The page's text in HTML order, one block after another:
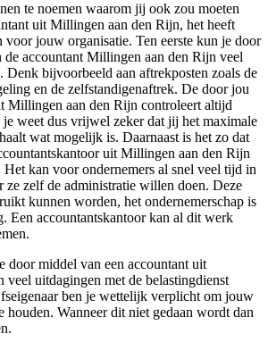
te noemen waarom jij ook zou moeten
uit Millingen aan den Rijn, het heeft
voor jouw organisatie. Ten eerste kun je door
de accountant Millingen aan den Rijn veel
Denk bijvoorbeeld aan aftrekposten zoals de
en de zelfstandigenaftrek. De door jou
Millingen aan den Rijn controleert altijd
weet dus vrijwel zeker dat jij het maximale
wat mogelijk is. Daarnaast is het zo dat
uit Millingen aan den Rijn
kan voor ondernemers al snel veel tijd in
ze zelf de administratie willen doen. Deze
kunnen worden, het ondernemerschap is
Een accountantskantoor kan al dit werk
door middel van een accountant uit
uitdagingen met de belastingdienst
ben je wettelijk verplicht om jouw
houden. Wanneer dit niet gedaan wordt dan